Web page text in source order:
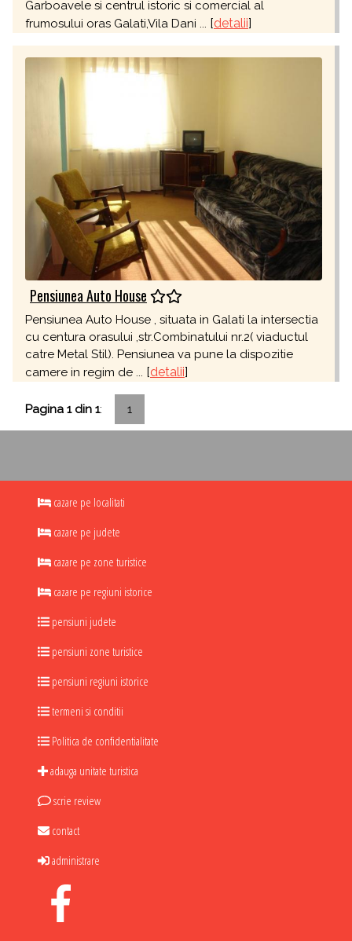
Garboavele si centrul istoric si comercial al
frumosului oras Galati,Vila Dani ... [detalii]
Pensiunea Auto House
Pensiunea Auto House , situata in Galati la intersectia
cu centura orasului ,str.Combinatului nr.2( viaductul
catre Metal Stil). Pensiunea va pune la dispozitie
camere in regim de ... [detalii]
Pagina 1 din 1: 1
cazare pe localitati
cazare pe judete
cazare pe zone turistice
cazare pe regiuni istorice
pensiuni judete
pensiuni zone turistice
pensiuni regiuni istorice
termeni si conditii
Politica de confidentialitate
adauga unitate turistica
scrie review
contact
administrare